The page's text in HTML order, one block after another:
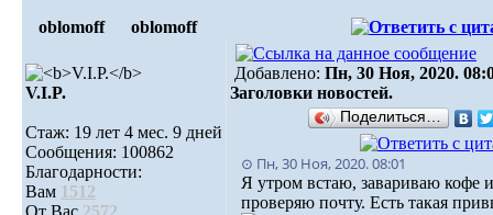
oblomoff oblomoff
V.I.P.
Стаж: 19 лет 4 мес. 9 дней
Сообщения: 100862
Благодарности:
Вам 1512
От Вас 2572
Добавлено: Пн, 30 Ноя, 2020.
Заголовки новостей.
Поделиться…
⊙ Пн, 30 Ноя, 2020. 08:01
Я утром встаю, завариваю кофе и
проверяю почту. Есть такая